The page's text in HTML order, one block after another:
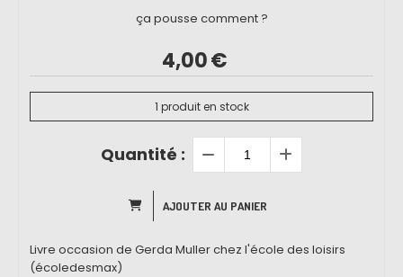
ça pousse comment ?
4,00€
1 produit en stock
Quantité :
AJOUTER AU PANIER
Livre occasion de Gerda Muller chez l'école des loisirs
(écoledesmax)